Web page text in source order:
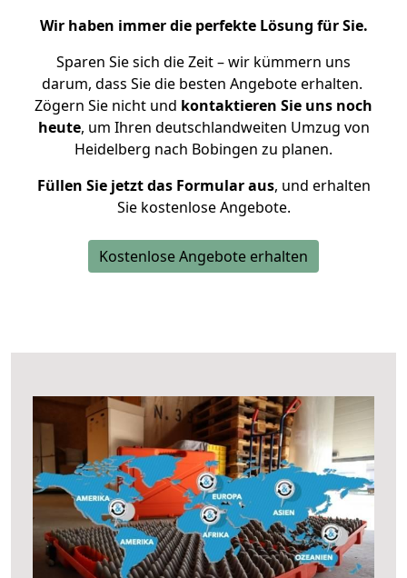
Wir haben immer die perfekte Lösung für Sie.
Sparen Sie sich die Zeit – wir kümmern uns
darum, dass Sie die besten Angebote erhalten.
Zögern Sie nicht und kontaktieren Sie uns noch
heute, um Ihren deutschlandweiten Umzug von
Heidelberg nach Bobingen zu planen.
Füllen Sie jetzt das Formular aus, und erhalten
Sie kostenlose Angebote.
Kostenlose Angebote erhalten